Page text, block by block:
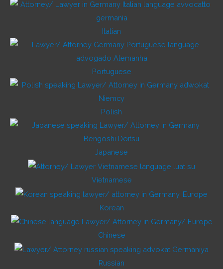
Italian
Portuguese
Polish
Japanese
Vietnamese
Korean
Chinese
Russian